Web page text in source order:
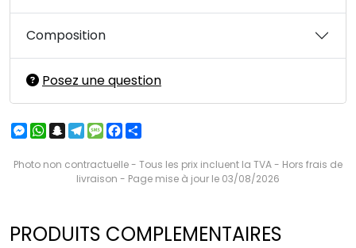
Composition
Posez une question
Messenger
WhatsApp
Snapchat
Telegram
MessageFacebook
Photo non contractuelle - Tous les prix incluent la TVA - Hors frais de
livraison - Page mise à jour le 03/08/2026
PRODUITS COMPLEMENTAIRES